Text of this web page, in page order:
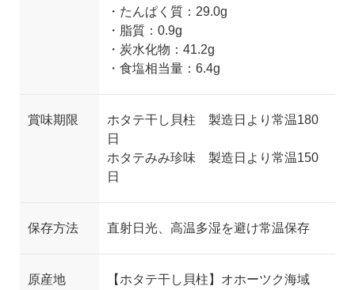
・たんぱく質：29.0g
・脂質：0.9g
・炭水化物：41.2g
・食塩相当量：6.4g
賞味期限
ホタテ干し貝柱 製造日より常温180
日
ホタテみみ珍味 製造日より常温150
日
保存方法 直射日光、高温多湿を避け常温保存
原産地
【ホタテ干し貝柱】オホーツク海域